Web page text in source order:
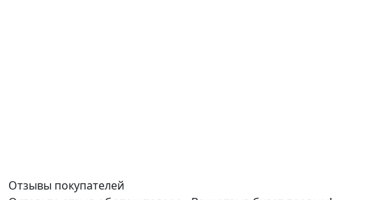
Отзывы покупателей